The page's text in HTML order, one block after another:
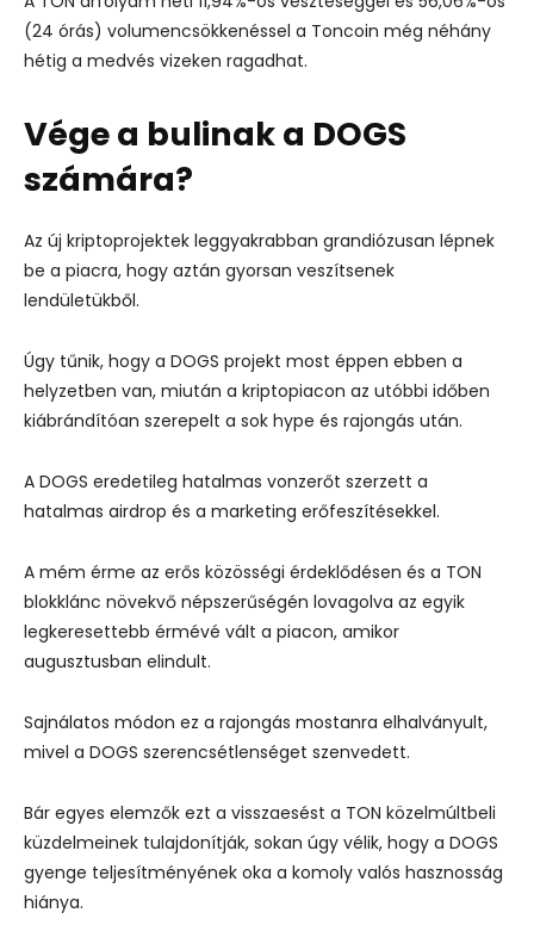
(24 órás) volumencsökkenéssel a Toncoin még néhány
hétig a medvés vizeken ragadhat.
Vége a bulinak a DOGS
számára?
Az új kriptoprojektek leggyakrabban grandiózusan lépnek
be a piacra, hogy aztán gyorsan veszítsenek
lendületükből.
Úgy tűnik, hogy a DOGS projekt most éppen ebben a
helyzetben van, miután a kriptopiacon az utóbbi időben
kiábrándítóan szerepelt a sok hype és rajongás után.
A DOGS eredetileg hatalmas vonzerőt szerzett a
hatalmas airdrop és a marketing erőfeszítésekkel.
A mém érme az erős közösségi érdeklődésen és a TON
blokklánc növekvő népszerűségén lovagolva az egyik
legkeresettebb érmévé vált a piacon, amikor
augusztusban elindult.
Sajnálatos módon ez a rajongás mostanra elhalványult,
mivel a DOGS szerencsétlenséget szenvedett.
Bár egyes elemzők ezt a visszaesést a TON közelmúltbeli
küzdelmeinek tulajdonítják, sokan úgy vélik, hogy a DOGS
gyenge teljesítményének oka a komoly valós hasznosság
hiánya.